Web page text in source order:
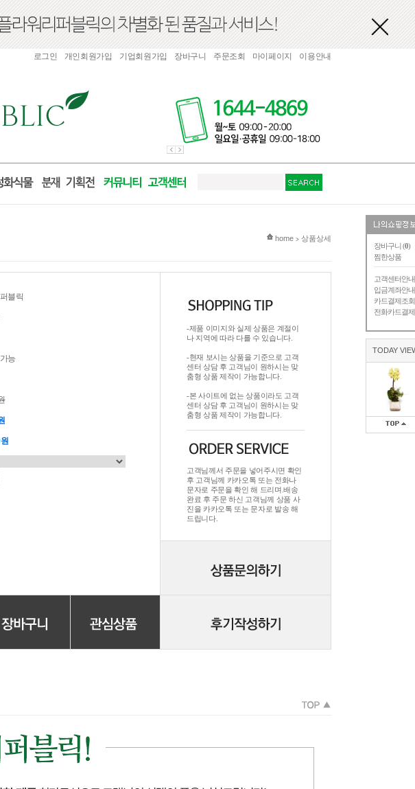
장바구니 (0)
찜한상품
고객센터안내
입금계좌안내
카드결제조회
전화카드결제
TODAY
로그인 개인회원가입 기업회원가입 장바구니 주문조회 마이페이지 이용안내
현재 위치
home > 상품상세
블릭
능
원
-제품 이미지와 실제 상품은 계절이
나 지역에 따라 다를 수 있습니다.
-현재 보시는 상품을 기준으로 고객
센터 상담 후 고객님이 원하시는 맞
춤형 상품 제작이 가능합니다.
-본 사이트에 없는 상품이라도 고객
센터 상담 후 고객님이 원하시는 맞
춤형 상품 제작이 가능합니다.
고객님께서 주문을 넣어주시면 확인
후 고객님께 카카오톡 또는 전화나
문자로 주문을 확인 해 드리며.배송
완료 후 주문 하신 고객님께 상품 사
진을 카카오톡 또는 문자로 발송 해
드립니다.